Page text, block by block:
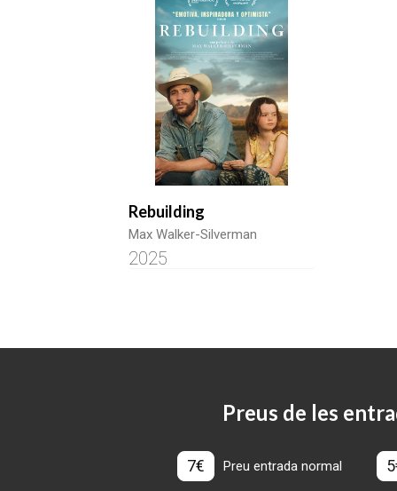
Rebuilding
Max Walker-Silverman
2025
Preus de les
7€ Preu entrada normal